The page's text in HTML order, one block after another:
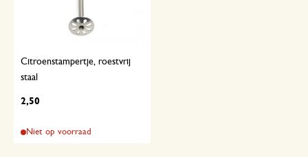
Citroenstampertje, roestvrij
staal
2,50
Niet op voorraad